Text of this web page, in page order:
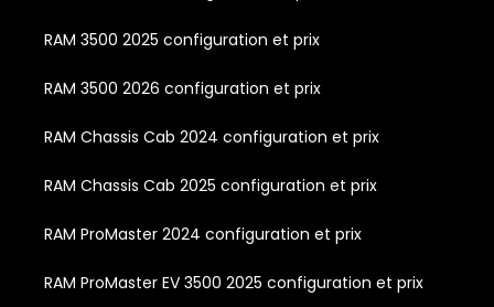
RAM 3500 2025 configuration et prix
RAM 3500 2026 configuration et prix
RAM Chassis Cab 2024 configuration et prix
RAM Chassis Cab 2025 configuration et prix
RAM ProMaster 2024 configuration et prix
RAM ProMaster EV 3500 2025 configuration et prix